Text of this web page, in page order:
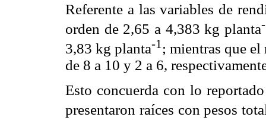
Referente a las variables de
orden de 2,65 a 4,383 kg planta
3,83 kg planta-1 ; mientras que el
de 8 a 10 y 2 a 6,
Esto concuerda con lo
presentaron raíces con pesos